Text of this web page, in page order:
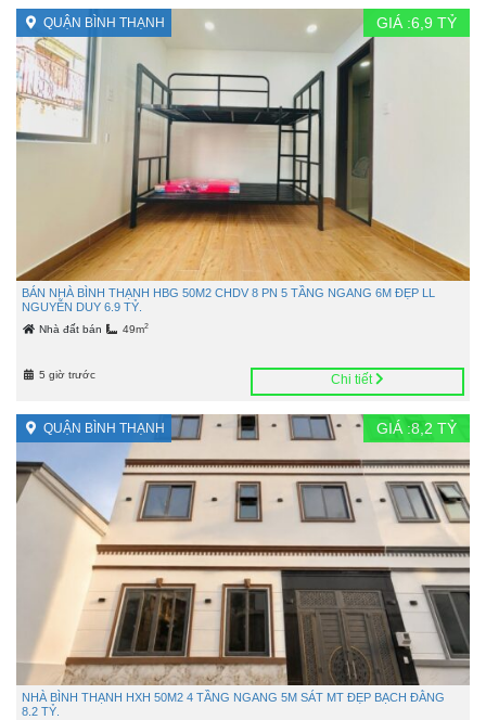
QUẬN BÌNH THẠNH GIÁ :6,9 TỶ
BÁN NHÀ BÌNH THẠNH HBG 50M2 CHDV 8 PN 5 TẦNG NGANG 6M ĐẸP LL
NGUYỄN DUY 6.9 TỶ.
Nhà đất bán 49m2
5 giờ trước Chi tiết
QUẬN BÌNH THẠNH GIÁ :8,2 TỶ
NHÀ BÌNH THẠNH HXH 50M2 4 TẦNG NGANG 5M SÁT MT ĐẸP BẠCH ĐẰNG
8.2 TỶ.